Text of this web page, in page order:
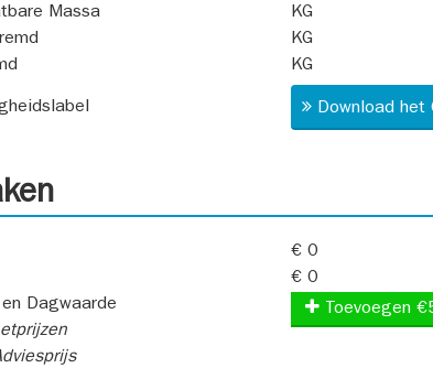
Massa
KG
KG
KG
Download
€ 0
€ 0
Dagwaarde
Toevoegen